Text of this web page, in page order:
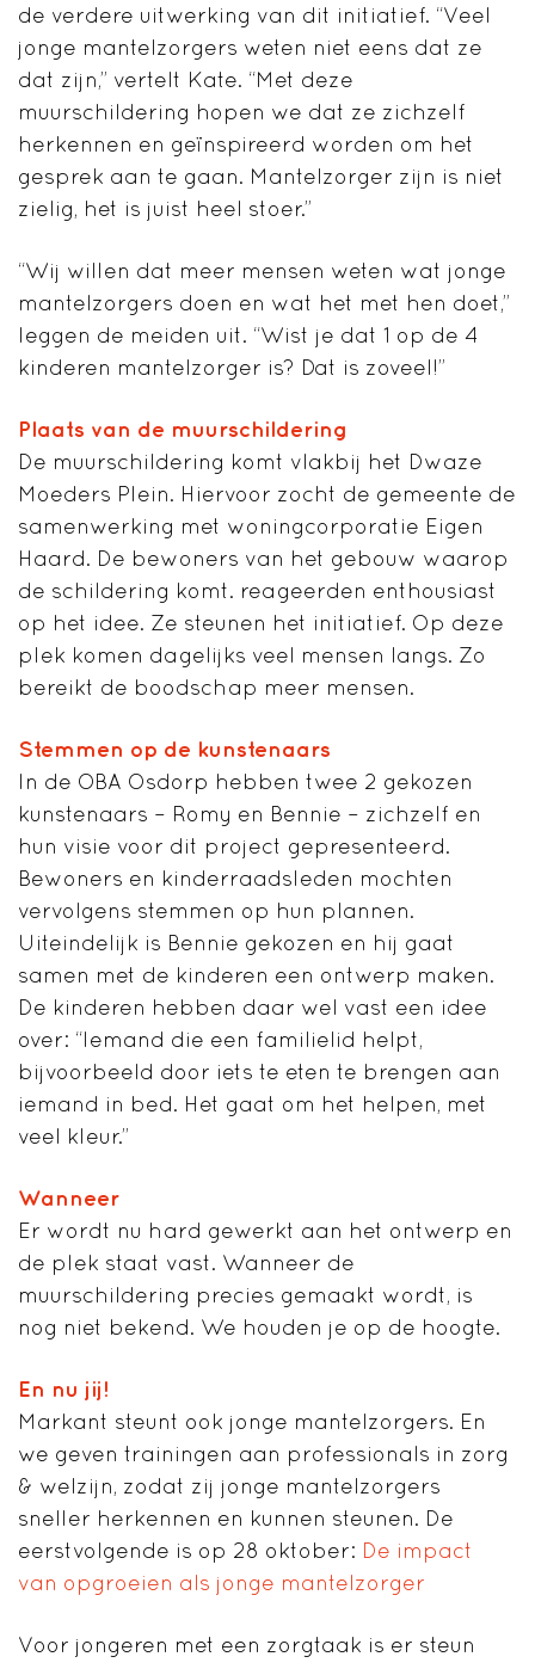
de verdere uitwerking van dit initiatief. “Veel
jonge mantelzorgers weten niet eens dat ze
dat zijn,” vertelt Kate. “Met deze
muurschildering hopen we dat ze zichzelf
herkennen en geïnspireerd worden om het
gesprek aan te gaan. Mantelzorger zijn is niet
zielig, het is juist heel stoer.”
“Wij willen dat meer mensen weten wat jonge
mantelzorgers doen en wat het met hen doet,”
leggen de meiden uit. “Wist je dat 1 op de 4
kinderen mantelzorger is? Dat is zoveel!”
Plaats van de muurschildering
De muurschildering komt vlakbij het Dwaze
Moeders Plein. Hiervoor zocht de gemeente de
samenwerking met woningcorporatie Eigen
Haard. De bewoners van het gebouw waarop
de schildering komt. reageerden enthousiast
op het idee. Ze steunen het initiatief. Op deze
plek komen dagelijks veel mensen langs. Zo
bereikt de boodschap meer mensen.
Stemmen op de kunstenaars
In de OBA Osdorp hebben twee 2 gekozen
kunstenaars – Romy en Bennie – zichzelf en
hun visie voor dit project gepresenteerd.
Bewoners en kinderraadsleden mochten
vervolgens stemmen op hun plannen.
Uiteindelijk is Bennie gekozen en hij gaat
samen met de kinderen een ontwerp maken.
De kinderen hebben daar wel vast een idee
over: “Iemand die een familielid helpt,
bijvoorbeeld door iets te eten te brengen aan
iemand in bed. Het gaat om het helpen, met
veel kleur.”
Wanneer
Er wordt nu hard gewerkt aan het ontwerp en
de plek staat vast. Wanneer de
muurschildering precies gemaakt wordt, is
nog niet bekend. We houden je op de hoogte.
En nu jij!
Markant steunt ook jonge mantelzorgers. En
we geven trainingen aan professionals in zorg
& welzijn, zodat zij jonge mantelzorgers
sneller herkennen en kunnen steunen. De
eerstvolgende is op 28 oktober: De impact
van opgroeien als jonge mantelzorger
Voor jongeren met een zorgtaak is er steun